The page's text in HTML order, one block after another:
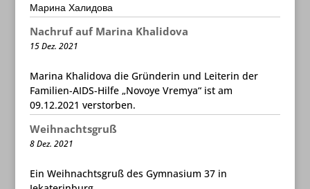
Марина Халидова
Nachruf auf Marina Khalidova
15 Dez. 2021
Marina Khalidova die Gründerin und Leiterin der
Familien-AIDS-Hilfe „Novoye Vremya“ ist am
09.12.2021 verstorben.
Weihnachtsgruß
8 Dez. 2021
Ein Weihnachtsgruß des Gymnasium 37 in